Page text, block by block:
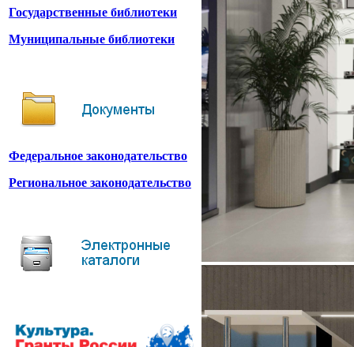
Государственные библиотеки
Муниципальные библиотеки
Федеральное законодательство
Региональное законодательство